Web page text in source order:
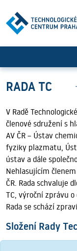
RADA TC
V Radě
členové sdružení s
AV ČR – Ústav
fyziky plazmatu,
ústav a dále
Nehlasujícím
ČR. Rada schvaluje
TC, výroční zprávu o
Rada se schází
Složení Rady